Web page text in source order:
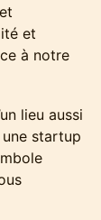
et
à notre
lieu aussi
une startup